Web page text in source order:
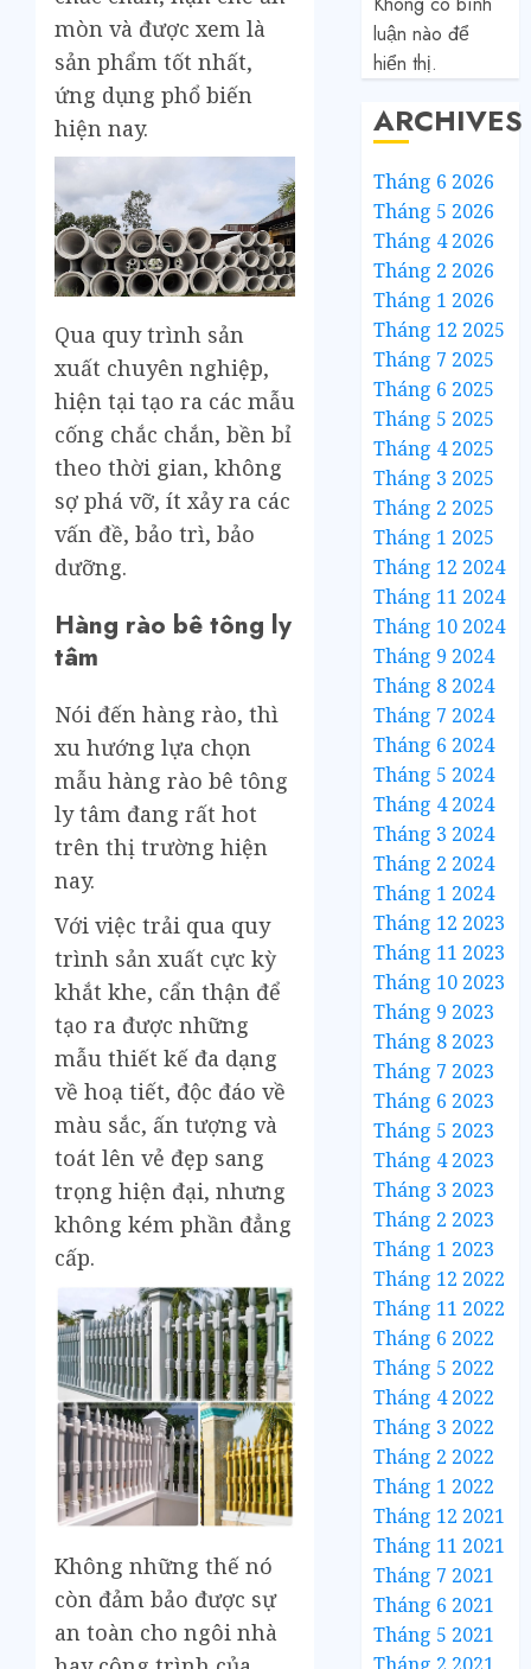
mòn và được xem là
sản phẩm tốt nhất,
ứng dụng phổ biến
hiện nay.
Qua quy trình sản
xuất chuyên nghiệp,
hiện tại tạo ra các mẫu
cống chắc chắn, bền bỉ
theo thời gian, không
sợ phá vỡ, ít xảy ra các
vấn đề, bảo trì, bảo
dưỡng.
Hàng rào bê tông ly
tâm
Nói đến hàng rào, thì
xu hướng lựa chọn
mẫu hàng rào bê tông
ly tâm đang rất hot
trên thị trường hiện
nay.
Với việc trải qua quy
trình sản xuất cực kỳ
khắt khe, cẩn thận để
tạo ra được những
mẫu thiết kế đa dạng
về hoạ tiết, độc đáo về
màu sắc, ấn tượng và
toát lên vẻ đẹp sang
trọng hiện đại, nhưng
không kém phần đẳng
cấp.
Không những thế nó
còn đảm bảo được sự
an toàn cho ngôi nhà
luận nào để
hiển thị.
ARCHIVES
Tháng 6 2026
Tháng 5 2026
Tháng 4 2026
Tháng 2 2026
Tháng 1 2026
Tháng 12 2025
Tháng 7 2025
Tháng 6 2025
Tháng 5 2025
Tháng 4 2025
Tháng 3 2025
Tháng 2 2025
Tháng 1 2025
Tháng 12 2024
Tháng 11 2024
Tháng 10 2024
Tháng 9 2024
Tháng 8 2024
Tháng 7 2024
Tháng 6 2024
Tháng 5 2024
Tháng 4 2024
Tháng 3 2024
Tháng 2 2024
Tháng 1 2024
Tháng 12 2023
Tháng 11 2023
Tháng 10 2023
Tháng 9 2023
Tháng 8 2023
Tháng 7 2023
Tháng 6 2023
Tháng 5 2023
Tháng 4 2023
Tháng 3 2023
Tháng 2 2023
Tháng 1 2023
Tháng 12 2022
Tháng 11 2022
Tháng 6 2022
Tháng 5 2022
Tháng 4 2022
Tháng 3 2022
Tháng 2 2022
Tháng 1 2022
Tháng 12 2021
Tháng 11 2021
Tháng 7 2021
Tháng 6 2021
Tháng 5 2021
Tháng 2 2021